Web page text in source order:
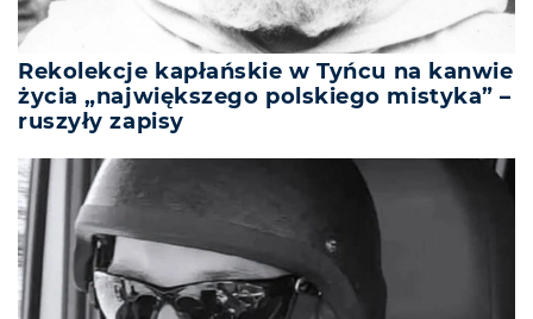
Rekolekcje kapłańskie w Tyńcu na kanwie
życia „największego polskiego mistyka” –
ruszyły zapisy